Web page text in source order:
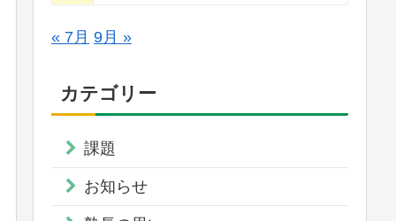
« 7月 9月 »
カテゴリー
課題
お知らせ